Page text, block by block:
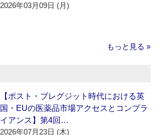
2026年03月09日 (月)
もっと見る »
【ポスト・ブレグジット時代における英
国・EUの医薬品市場アクセスとコンプラ
イアンス】第4回…
2026年07月23日 (木)